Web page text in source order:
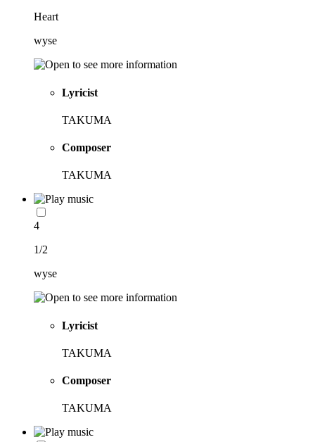
Heart
wyse
Lyricist
TAKUMA
Composer
TAKUMA
4
1/2
wyse
Lyricist
TAKUMA
Composer
TAKUMA